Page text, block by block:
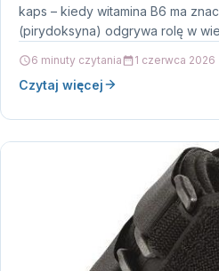
kaps – kiedy witamina B6 ma
(pirydoksyna) odgrywa rolę w
6 minuty czytania 1 czerwca 2026
Czytaj więcej